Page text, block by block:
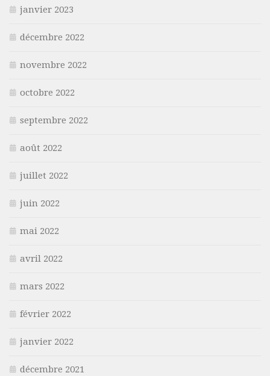
janvier 2023
décembre 2022
novembre 2022
octobre 2022
septembre 2022
août 2022
juillet 2022
juin 2022
mai 2022
avril 2022
mars 2022
février 2022
janvier 2022
décembre 2021